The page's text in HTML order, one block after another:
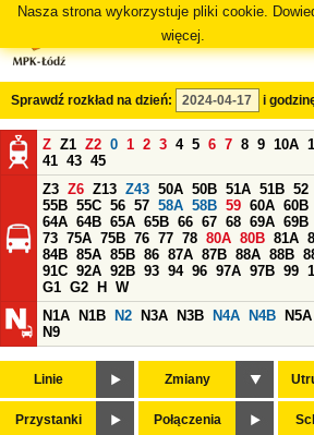
Nasza strona wykorzystuje pliki cookie.
więcej.
Sprawdź rozkład na dzień: i
Z Z1 Z2 0 1 2 3 4 5 6 7 8 9 10A
41 43 45
Z3 Z6 Z13 Z43 50A 50B 51A 51B 52
55B 55C 56 57 58A 58B 59 60A 60B
64A 64B 65A 65B 66 67 68 69A 69B
73 75A 75B 76 77 78 80A 80B 81A
84B 85A 85B 86 87A 87B 88A 88B
91C 92A 92B 93 94 96 97A 97B 99
G1 G2 H
W
N1A
N1B N2 N3A N3B N4A N4B N5A
N9
Linie Zmiany
Przystanki Połączenia